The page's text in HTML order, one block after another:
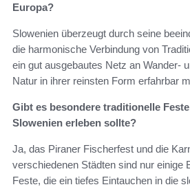
Europa?
Slowenien überzeugt durch seine
die harmonische Verbindung von
ein gut ausgebautes Netz an Wander-
Natur in ihrer reinsten Form erfahrbar
Gibt es besondere traditionelle
Slowenien erleben sollte?
Ja, das Piraner Fischerfest und die
verschiedenen Städten sind nur einige
Feste, die ein tiefes Eintauchen in die